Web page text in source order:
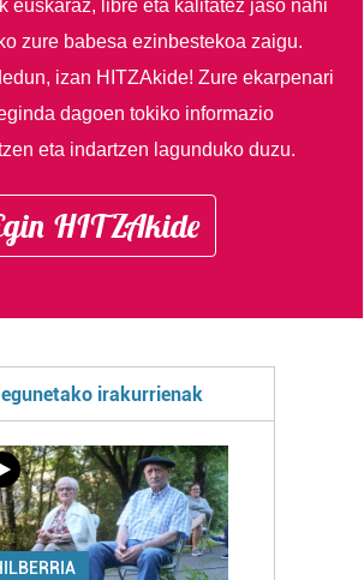
euskaraz, libre eta kalitatez jaso nahi
zure babesa ezinbestekoa zaigu.
izan HITZAkide!Zure ekarpenari
dagoen tokiko informazio
eta indartzen lagunduko duzu.
HITZAkide
irakurrienak